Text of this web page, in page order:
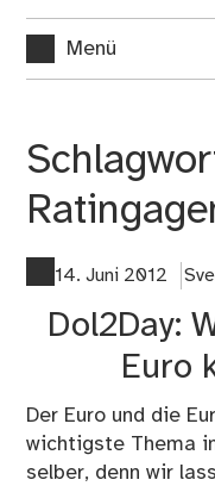
Menü
14. Juni 2012
Dol2Day:
Euro
Der Euro und die
wichtigste Thema
selber, denn wir